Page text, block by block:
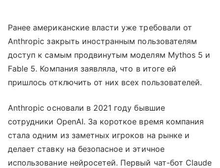
Ранее американские власти уже требовали от
Anthropic закрыть иностранным пользователям
доступ к самым продвинутым моделям Mythos 5 и
Fable 5. Компания заявляла, что в итоге ей
пришлось отключить от них всех пользователей.
Anthropic основали в 2021 году бывшие
сотрудники OpenAI. За короткое время компания
стала одним из заметных игроков на рынке и
делает ставку на безопасное и этичное
использование нейросетей. Первый чат-бот Claude